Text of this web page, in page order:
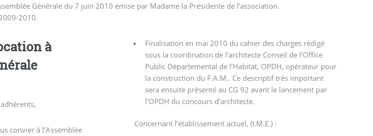
Générale du 7 juin 2010 émise par Madame la Présidente de l’association.
2010.
à
convier à l’Assemblée
Finalisation en mai 2010 du cahier des charges rédigé
sous la coordination de l’architecte Conseil de l’Office
Public Départemental de l’Habitat, OPDH, opérateur pour
la construction du F.A.M.. Ce descriptif très important
sera ensuite présenté au CG 92 avant le lancement par
l’OPDH du concours d’architecte.
Concernant l’établissement actuel, (I.M.E.) :